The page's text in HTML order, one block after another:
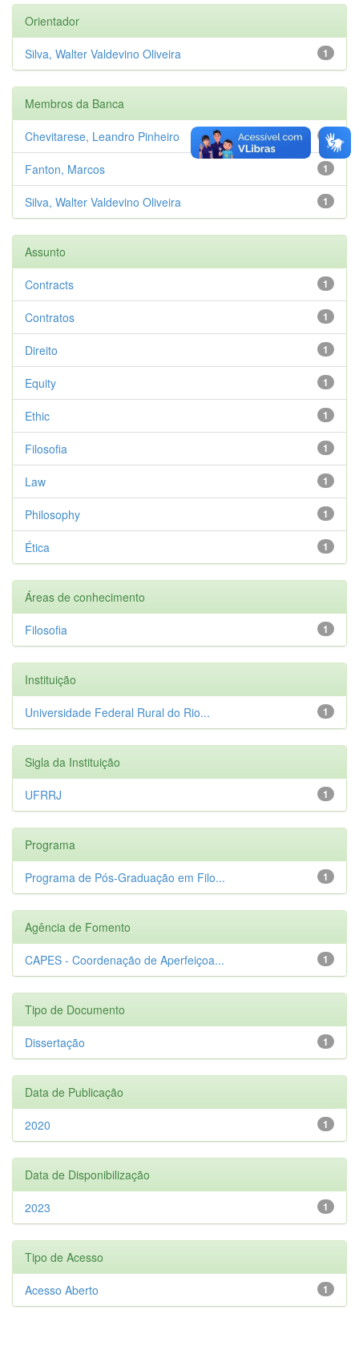
Orientador
1
Silva, Walter Valdevino Oliveira
Membros da Banca
1
Chevitarese, Leandro Pinheiro
1
Fanton, Marcos
1
Silva, Walter Valdevino Oliveira
Assunto
1
Contracts
1
Contratos
1
Direito
1
Equity
1
Ethic
1
Filosofia
1
Law
1
Philosophy
1
Ética
Áreas de conhecimento
1
Filosofia
Instituição
1
Universidade Federal Rural do Rio...
Sigla da Instituição
1
UFRRJ
Programa
1
Programa de Pós-Graduação em Filo...
Agência de Fomento
1
CAPES - Coordenação de Aperfeiçoa...
Tipo de Documento
1
Dissertação
Data de Publicação
1
2020
Data de Disponibilização
1
2023
Tipo de Acesso
1
Acesso Aberto